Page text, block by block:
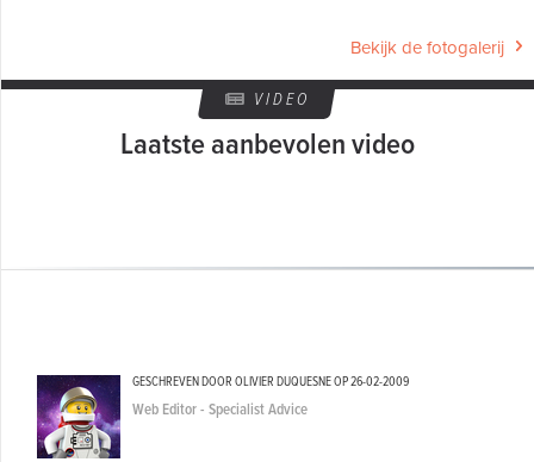
Bekijk de fotogalerij
VIDEO
Laatste aanbevolen video
GESCHREVEN DOOR OLIVIER DUQUESNE OP26-02-2009
Web Editor - Specialist Advice